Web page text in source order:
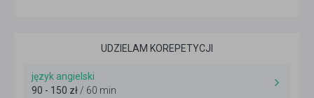
UDZIELAM KOREPETYCJI
język angielski
90 - 150 zł/ 60 min